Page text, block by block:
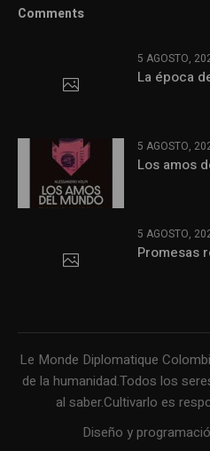
Comments
5 AGOSTO,
La época
5 AGOSTO,
Los amos
5 AGOSTO,
Promesas
Le Monde Diplomatique
de la humanidad.Todos los
al saber.Cultivarlo es
Diseño y